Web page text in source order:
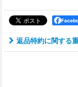
返品特約に関する